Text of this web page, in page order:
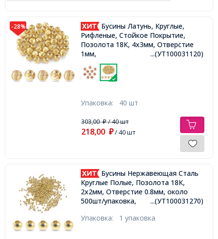
-28%
Бусины Латунь, Круглые,
Рифленые, Стойкое Покрытие,
Позолота 18К, 4х3мм, Отверстие
1мм,
...(УТ100031120)
Упаковка: 40 шт
303,00₽/ 40 шт
218,00 ₽/ 40 шт
Бусины Нержавеющая Сталь
Круглые Полые, Позолота 18К,
2х2мм, Отверстие 0.8мм, около
500шт/упаковка,
...(УТ100031270)
Упаковка: 1 упаковка